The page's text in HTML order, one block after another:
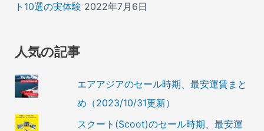
ト10選の実体験 2022年7月6日
人気の記事
エアアジアのセール時期、最安運賃まと
め（2023/10/31更新）
スクート(Scoot)のセール時期、最安運